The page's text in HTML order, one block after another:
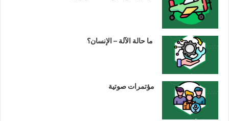
ما حالة الآلة – الإنسان؟
مؤتمرات صوتية